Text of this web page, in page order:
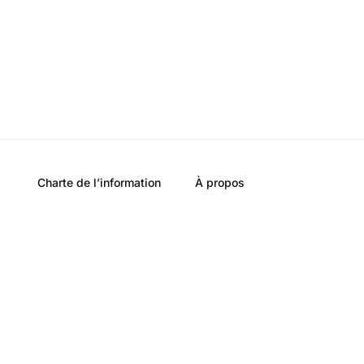
Charte de l’information À propos